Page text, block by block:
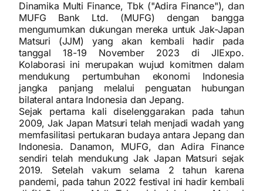
Dinamika Multi Finance, Tbk ("Adira Finance"), dan
MUFG Bank Ltd. (MUFG) dengan bangga
mengumumkan dukungan mereka untuk Jak-Japan
Matsuri (JJM) yang akan kembali hadir pada
tanggal 18-19 November 2023 di JIExpo.
Kolaborasi ini merupakan wujud komitmen dalam
mendukung pertumbuhan ekonomi Indonesia
jangka panjang melalui penguatan hubungan
bilateral antara Indonesia dan Jepang.
Sejak pertama kali diselenggarakan pada tahun
2009, Jak Japan Matsuri telah menjadi wadah yang
memfasilitasi pertukaran budaya antara Jepang dan
Indonesia. Danamon, MUFG, dan Adira Finance
sendiri telah mendukung Jak Japan Matsuri sejak
2019. Setelah vakum selama 2 tahun karena
pandemi, pada tahun 2022 festival ini hadir kembali